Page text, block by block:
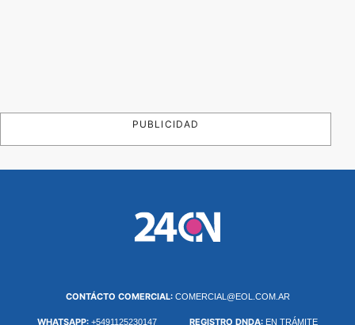
PUBLICIDAD
CONTÁCTO COMERCIAL: COMERCIAL@EOL.COM.AR
WHATSAPP: +5491125230147 REGISTRO DNDA: EN TRÁMITE